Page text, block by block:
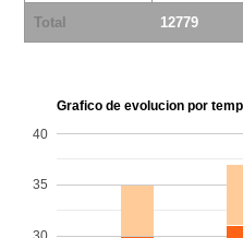
Total 12779
Grafico de evolucion por
35
40